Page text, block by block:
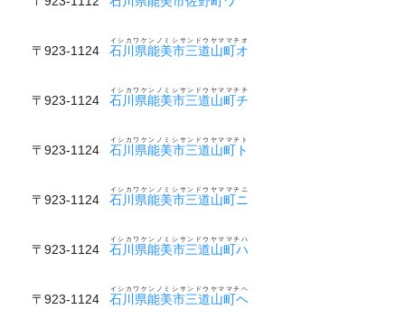
〒923-1124 石川県能美市三道山町オ
イシカワケンノミシサンドウヤママチオ
〒923-1124 石川県能美市三道山町チ
イシカワケンノミシサンドウヤママチチ
〒923-1124 石川県能美市三道山町ト
イシカワケンノミシサンドウヤママチト
〒923-1124 石川県能美市三道山町ニ
イシカワケンノミシサンドウヤママチニ
〒923-1124 石川県能美市三道山町ハ
イシカワケンノミシサンドウヤママチハ
〒923-1124 石川県能美市三道山町ヘ
イシカワケンノミシサンドウヤママチヘ